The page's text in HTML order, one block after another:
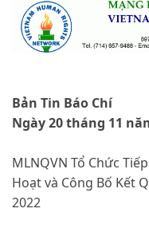
Bản Tin Báo Chí
Ngày 20 tháng 11
MLNQVN Tổ Chức
Hoạt và Công Bố Kết
2022